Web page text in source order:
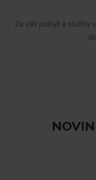
Za váš pobyt a služby